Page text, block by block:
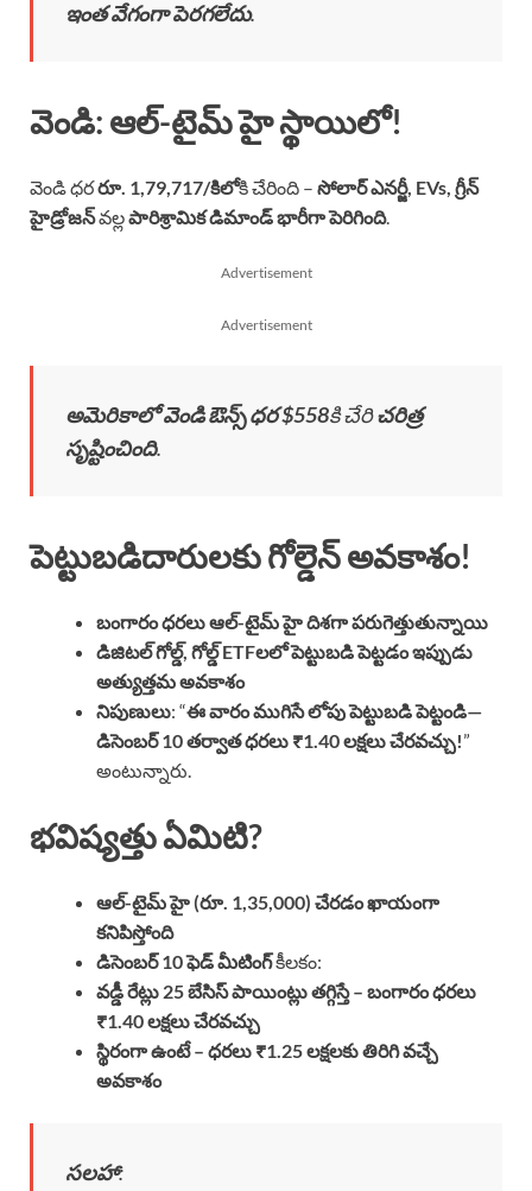
ఇంత వేగంగా పెరగలేదు.
వెండి: ఆల్-టైమ్ హై స్థాయిలో!
వెండి ధరరూ. 1,79,717/కిలోకి చేరింది – సోలార్ ఎనర్జీ, EVs, గ్రీన్
హైడ్రోజన్వల్లపారిశ్రామిక డిమాండ్ భారీగా పెరిగింది.
Advertisement
Advertisement
అమెరికాలో వెండి ఔన్స్ ధర $558కి చేరిచరిత్ర
సృష్టించింది.
పెట్టుబడిదారులకు గోల్డెన్ అవకాశం!
బంగారం ధరలు ఆల్-టైమ్ హై దిశగా పరుగెత్తుతున్నాయి
డిజిటల్ గోల్డ్, గోల్డ్ ETFలలో పెట్టుబడి పెట్టడం ఇప్పుడు
అత్యుత్తమ అవకాశం
నిపుణులు: “ఈ వారం ముగిసే లోపు పెట్టుబడి పెట్టండి—
డిసెంబర్ 10 తర్వాత ధరలు ₹1.40 లక్షలు చేరవచ్చు!”
అంటున్నారు.
భవిష్యత్తు ఏమిటి?
ఆల్-టైమ్ హై (రూ. 1,35,000) చేరడం ఖాయంగా
కనిపిస్తోంది
డిసెంబర్ 10 ఫెడ్ మీటింగ్కీలకం:
వడ్డీ రేట్లు 25 బేసిస్ పాయింట్లు తగ్గిస్తే – బంగారం ధరలు
₹1.40 లక్షలు చేరవచ్చు
స్థిరంగా ఉంటే – ధరలు ₹1.25 లక్షలకు తిరిగి వచ్చే
అవకాశం
సలహా: